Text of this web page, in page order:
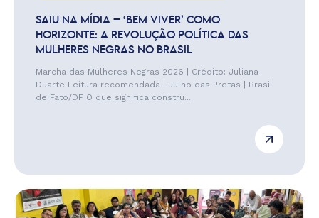
SAIU NA MÍDIA – ‘BEM VIVER’ COMO
HORIZONTE: A REVOLUÇÃO POLÍTICA DAS
MULHERES NEGRAS NO BRASIL
Marcha das Mulheres Negras 2026 | Crédito: Juliana
Duarte Leitura recomendada | Julho das Pretas | Brasil
de Fato/DF O que significa constru...